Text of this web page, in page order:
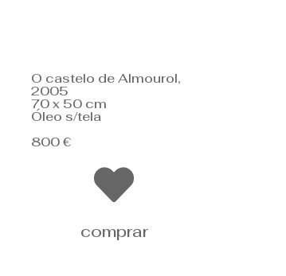
O castelo de Almourol,
2005
70 x 50 cm
Óleo s/tela
800 €
comprar